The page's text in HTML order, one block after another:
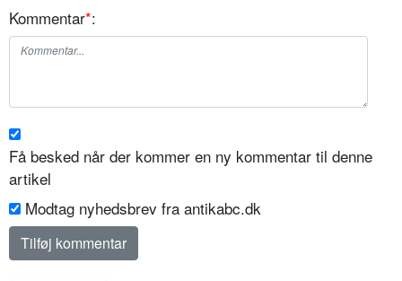
Kommentar*:
Få besked når der kommer en ny kommentar til denne
artikel
Modtag nyhedsbrev fra antikabc.dk